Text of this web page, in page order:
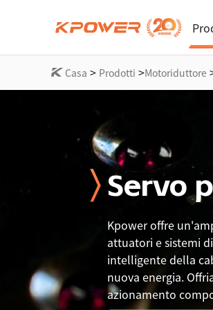
Casa > Prodotti >Motoriduttore
Servo
Kpower offre
attuatori e sistemi
intelligente della
nuova energia.
azionamento